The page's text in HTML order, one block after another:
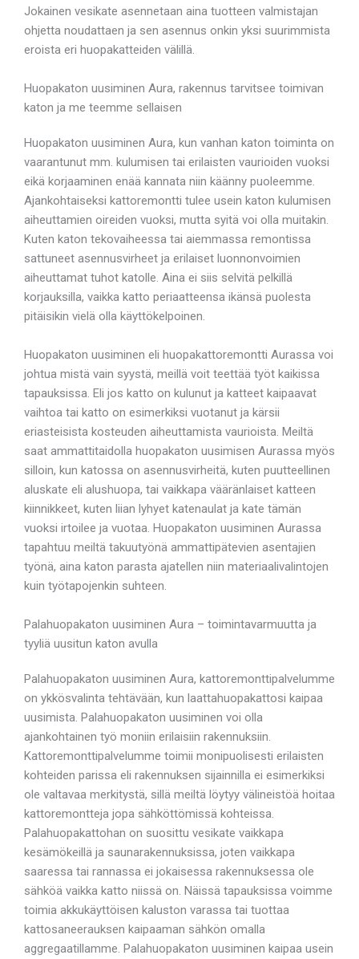
Jokainen vesikate asennetaan aina tuotteen valmistajan
ohjetta noudattaen ja sen asennus onkin yksi suurimmista
eroista eri huopakatteiden välillä.
Huopakaton uusiminen Aura, rakennus tarvitsee toimivan
katon ja me teemme sellaisen
Huopakaton uusiminen Aura, kun vanhan katon toiminta on
vaarantunut mm. kulumisen tai erilaisten vaurioiden vuoksi
eikä korjaaminen enää kannata niin käänny puoleemme.
Ajankohtaiseksi kattoremontti tulee usein katon kulumisen
aiheuttamien oireiden vuoksi, mutta syitä voi olla muitakin.
Kuten katon tekovaiheessa tai aiemmassa remontissa
sattuneet asennusvirheet ja erilaiset luonnonvoimien
aiheuttamat tuhot katolle. Aina ei siis selvitä pelkillä
korjauksilla, vaikka katto periaatteensa ikänsä puolesta
pitäisikin vielä olla käyttökelpoinen.
Huopakaton uusiminen eli huopakattoremontti Aurassa voi
johtua mistä vain syystä, meillä voit teettää työt kaikissa
tapauksissa. Eli jos katto on kulunut ja katteet kaipaavat
vaihtoa tai katto on esimerkiksi vuotanut ja kärsii
eriasteisista kosteuden aiheuttamista vaurioista. Meiltä
saat ammattitaidolla huopakaton uusimisen Aurassa myös
silloin, kun katossa on asennusvirheitä, kuten puutteellinen
aluskate eli alushuopa, tai vaikkapa vääränlaiset katteen
kiinnikkeet, kuten liian lyhyet katenaulat ja kate tämän
vuoksi irtoilee ja vuotaa. Huopakaton uusiminen Aurassa
tapahtuu meiltä takuutyönä ammattipätevien asentajien
työnä, aina katon parasta ajatellen niin materiaalivalintojen
kuin työtapojenkin suhteen.
Palahuopakaton uusiminen Aura – toimintavarmuutta ja
tyyliä uusitun katon avulla
Palahuopakaton uusiminen Aura, kattoremonttipalvelumme
on ykkösvalinta tehtävään, kun laattahuopakattosi kaipaa
uusimista. Palahuopakaton uusiminen voi olla
ajankohtainen työ moniin erilaisiin rakennuksiin.
Kattoremonttipalvelumme toimii monipuolisesti erilaisten
kohteiden parissa eli rakennuksen sijainnilla ei esimerkiksi
ole valtavaa merkitystä, sillä meiltä löytyy välineistöä hoitaa
kattoremontteja jopa sähköttömissä kohteissa.
Palahuopakattohan on suosittu vesikate vaikkapa
kesämökeillä ja saunarakennuksissa, joten vaikkapa
saaressa tai rannassa ei jokaisessa rakennuksessa ole
sähköä vaikka katto niissä on. Näissä tapauksissa voimme
toimia akkukäyttöisen kaluston varassa tai tuottaa
kattosaneerauksen kaipaaman sähkön omalla
aggregaatillamme. Palahuopakaton uusiminen kaipaa usein